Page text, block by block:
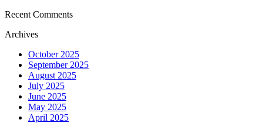
Recent Comments
Archives
October 2025
September 2025
August 2025
July 2025
June 2025
May 2025
April 2025